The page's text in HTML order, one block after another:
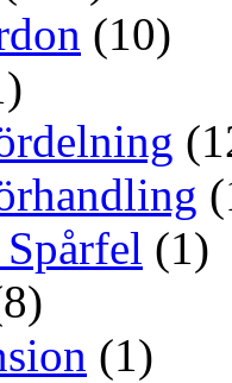
(10)
(1)
(1)